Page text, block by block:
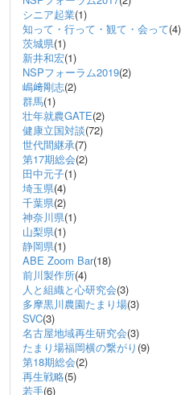
シニア起業(1)
知って・行って・観て・会って(4)
茨城県(1)
新井和宏(1)
NSPフォーラム2019(2)
嶋﨑剛志(2)
群馬(1)
壮年就農GATE(2)
健康立国対談(72)
世代間継承(7)
第17期総会(2)
田中元子(1)
埼玉県(4)
千葉県(2)
神奈川県(1)
山梨県(1)
静岡県(1)
ABE Zoom Bar(18)
前川製作所(4)
人と組織と心研究会(3)
多摩黒川農園たまり場(3)
SVC(3)
名古屋地域再生研究会(3)
たまり場福岡横の繋がり (9)
第18期総会(2)
再生戦略(5)
若手(6)